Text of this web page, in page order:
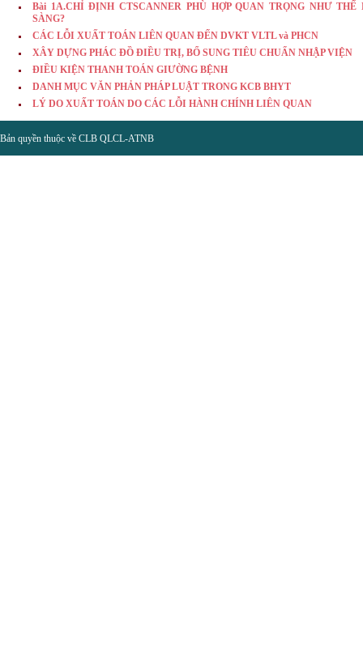
Bài 1A.CHỈ ĐỊNH CTSCANNER PHÙ HỢP QUAN TRỌNG NHƯ
SÀNG?
CÁC LỖI XUẤT TOÁN LIÊN QUAN ĐẾN DVKT VLTL và PHCN
XÂY DỰNG PHÁC ĐỒ ĐIỀU TRỊ, BỔ SUNG TIÊU CHUẨN NHẬP VIỆN
ĐIỀU KIỆN THANH TOÁN GIƯỜNG BỆNH
DANH MỤC VĂN PHẢN PHÁP LUẬT TRONG KCB BHYT
LÝ DO XUẤT TOÁN DO CÁC LỖI HÀNH CHÍNH LIÊN QUAN
Bản quyền thuộc về CLB QLCL-ATNB